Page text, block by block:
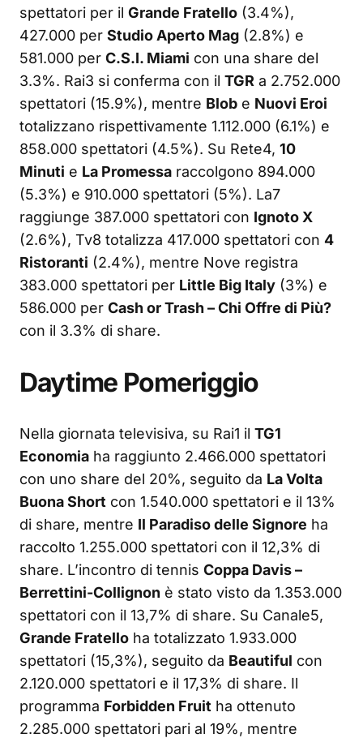
spettatori per il Grande Fratello (3.4%),
427.000 per Studio Aperto Mag (2.8%) e
581.000 per C.S.I. Miami con una share del
3.3%. Rai3 si conferma con il TGR a 2.752.000
spettatori (15.9%), mentre Blob e Nuovi Eroi
totalizzano rispettivamente 1.112.000 (6.1%) e
858.000 spettatori (4.5%). Su Rete4, 10
Minuti e La Promessa raccolgono 894.000
(5.3%) e 910.000 spettatori (5%). La7
raggiunge 387.000 spettatori con Ignoto X
(2.6%), Tv8 totalizza 417.000 spettatori con 4
Ristoranti (2.4%), mentre Nove registra
383.000 spettatori per Little Big Italy (3%) e
586.000 per Cash or Trash – Chi Offre di Più?
con il 3.3% di share.
Daytime Pomeriggio
Nella giornata televisiva, su Rai1 il TG1
Economia ha raggiunto 2.466.000 spettatori
con uno share del 20%, seguito da La Volta
Buona Short con 1.540.000 spettatori e il 13%
di share, mentre Il Paradiso delle Signore ha
raccolto 1.255.000 spettatori con il 12,3% di
share. L’incontro di tennis Coppa Davis –
Berrettini-Collignon è stato visto da 1.353.000
spettatori con il 13,7% di share. Su Canale5,
Grande Fratello ha totalizzato 1.933.000
spettatori (15,3%), seguito da Beautiful con
2.120.000 spettatori e il 17,3% di share. Il
programma Forbidden Fruit ha ottenuto
2.285.000 spettatori pari al 19%, mentre